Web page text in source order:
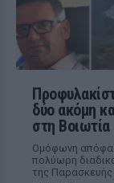
δύο ακόμη
στη Βοιωτία
Ομόφωνη
πολύωρη
της Παρασκευής